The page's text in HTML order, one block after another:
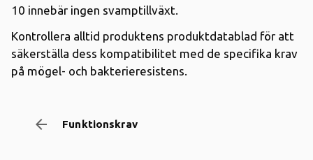
Funktionskrav
arrow_backward
10 innebär ingen svamptillväxt.
Kontrollera alltid produktens produktdatablad för att
säkerställa dess kompatibilitet med de specifika krav
på mögel- och bakterieresistens.